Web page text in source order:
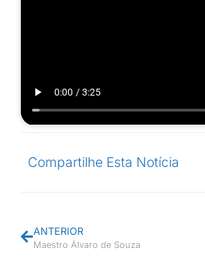
Compartilhe Esta Notícia
ANTERIOR
Maestro Álvaro de Souza